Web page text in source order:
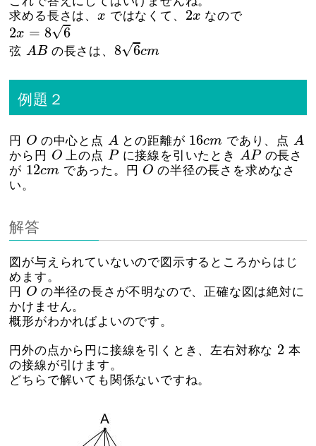
求める長さは、x
x ではなくて、 2x
2x なので
2x = 8√6
2x= 86
弦 A B
A B の長さは、 8√6cm
8 cm
例題２
円 O
O の中心と点 A
A との距離が 16cm
16cm であり、点 A
A
から円 O
O上の点 P
Pに接線を引いたとき A P
AP の長さ
が 12cm
12cm であった。円 O
O の半径の長さを求めなさ
い。
解答
図が与えられていないので図示するところからはじ
めます。
円 O
O の半径の長さが不明なので、正確な図は絶対に
かけません。
概形がわかればよいのです。
円外の点から円に接線を引くとき、左右対称な 2
2 本
の接線が引けます。
どちらで解いても関係ないですね。